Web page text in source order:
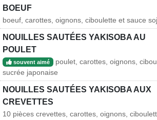
BOEUF
boeuf, carottes, oignons, ciboulette et sauce
NOUILLES SAUTÉES YAKISOBA AU
POULET
souvent aimé
poulet, carottes, oignons,
sucrée japonaise
NOUILLES SAUTÉES YAKISOBA AUX
CREVETTES
10 pièces crevettes, carottes, oignons,